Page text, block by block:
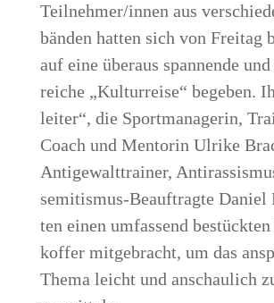
Teilnehmer/innen aus
bän­den hat­ten sich von Frei­tag
auf eine über­aus span­nen­de
rei­che „Kul­tur­rei­se“ bege­ben.
lei­ter“, die Sport­ma­na­ge­rin,
Coach und Men­to­rin Ulri­ke
Anti­ge­walt­trai­ner,
se­mi­tis­mus-Beauf­trag­te Dani­el
ten einen umfas­send
kof­fer mit­ge­bracht, um das
The­ma leicht und anschau­lich